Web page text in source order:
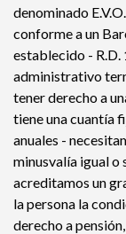
denominado
conforme a un
establecido -
administrativo
tener derecho a
tiene una cuantía
anuales -
minusvalía igual o
acreditamos un
la persona la
derecho a